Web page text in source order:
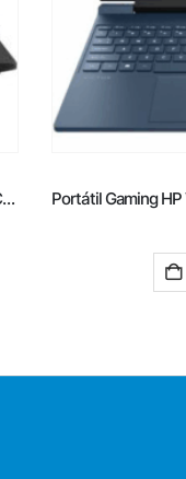
Portátil Gaming HP Victus 15-FA2031NS Intel Core i5-13420H/ 16GB/ 512GB SSD/ GeForce RTX 3050/ 15.6’/ Sin Sistema Operativo